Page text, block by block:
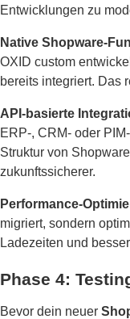
Entwicklungen zu
Native Shopware-
OXID custom
bereits integriert. Das
API-basierte
ERP-, CRM- oder
Struktur von
zukunftssicherer.
Performance-
migriert, sondern
Ladezeiten und
Phase 4:
Bevor dein neuer